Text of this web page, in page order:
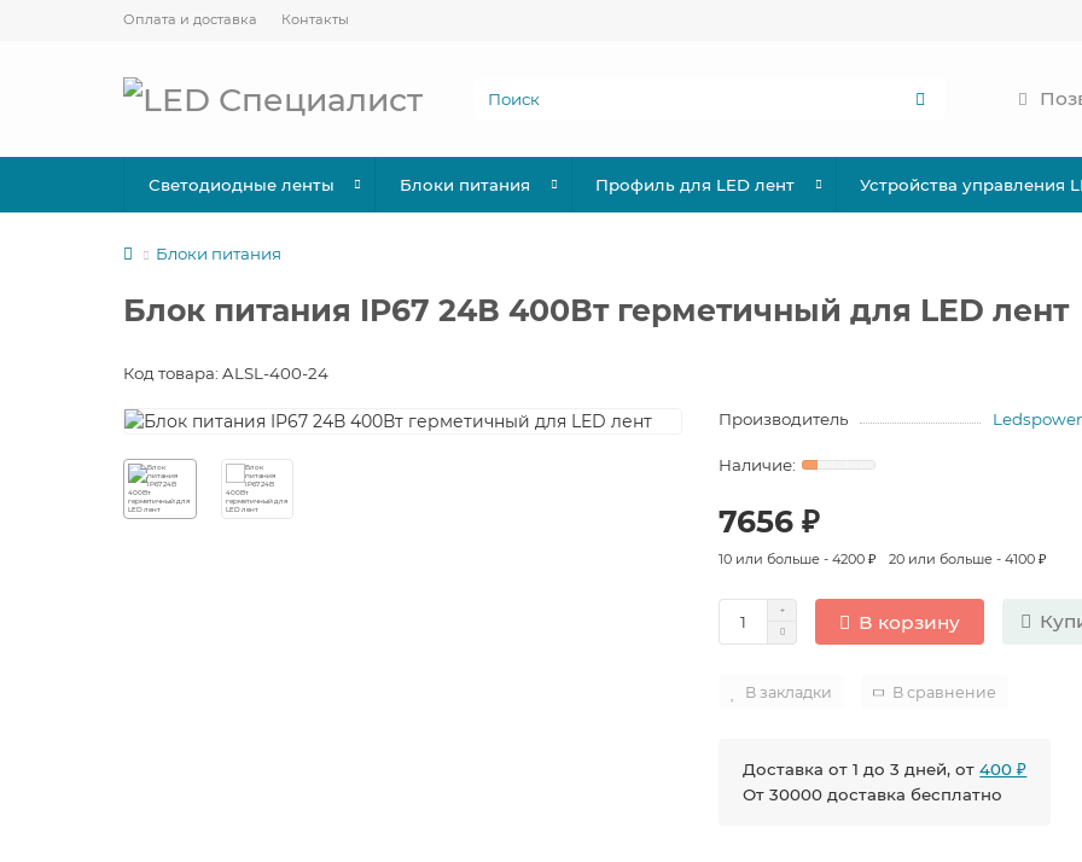
Оплата и доставка Контакты
Светодиодные ленты Блоки питания Профиль для LED лент Устройства управления
Блоки питания
Блок питания IP67 24В 400Вт герметичный для LED лент
Код товара: ALSL-400-24
Производитель Ledspower
7656 ₽
10 или больше - 4200 ₽ 20 или больше - 4100 ₽
В корзину
В закладки В сравнение
Доставка от 1 до 3 дней, от400 ₽
От 30000 доставка бесплатно